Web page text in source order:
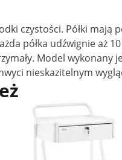
czystości. Półki mają
półka udźwignie aż
Model wykonany
nieskazitelnym